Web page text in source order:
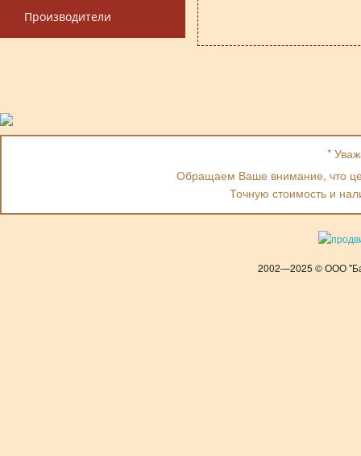
Производители
*
Обращаем Ваше внимание, что
Точную стоимость и
2002—2025 © ООО